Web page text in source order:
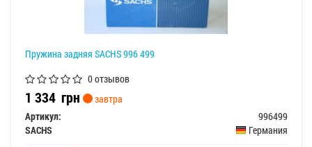
Пружина задняя SACHS 996 499
0 отзывов
1 334 грн
завтра
Артикул:
996499
SACHS
Германия